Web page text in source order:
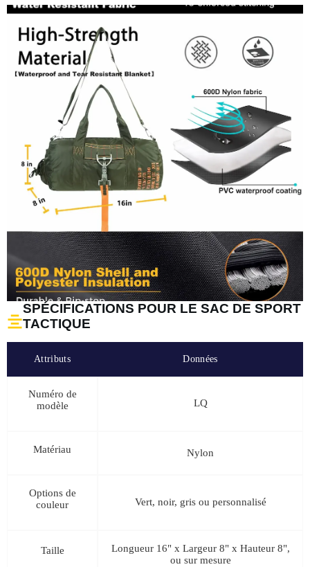
SPÉCIFICATIONS POUR LE SAC DE SPORT
TACTIQUE
Attributs Données
Numéro de
modèle
LQ
Matériau Nylon
Options de
couleur
Vert, noir, gris ou personnalisé
Taille
Longueur 16" x Largeur 8" x Hauteur 8",
ou sur mesure